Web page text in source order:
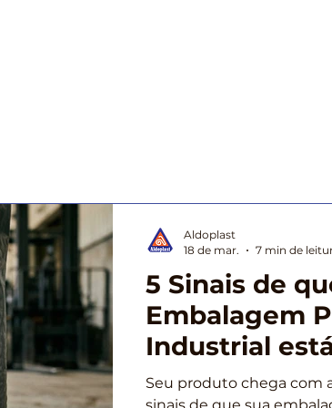
5 Sinais de
Embalagem
Industrial
a Qualidade
Seu produto chega com
Aldoplast
18 de mar.
7 min de